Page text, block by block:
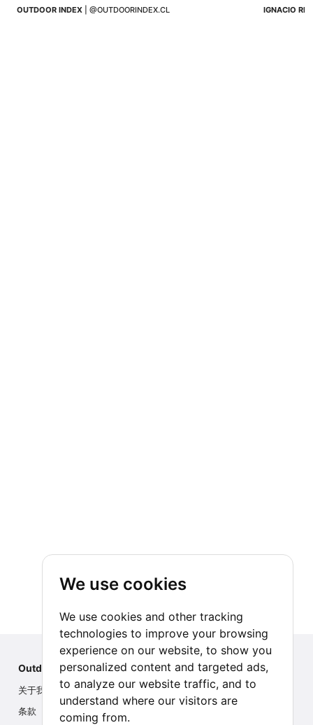
We use cookies
We use cookies and other tracking
technologies to improve your browsing
experience on our website, to show you
personalized content and targeted ads,
to analyze our website traffic, and to
understand where our visitors are
coming from.
OUTDOOR INDEX @OUTDOORINDEX.CL IGNACIO
Outdoor Index
关于我们
条款